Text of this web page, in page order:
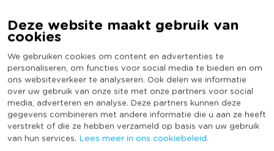
Deze website maakt gebruik van
cookies
We gebruiken cookies om content en advertenties te
personaliseren, om functies voor social media te bieden en om
ons websiteverkeer te analyseren. Ook delen we informatie
over uw gebruik van onze site met onze partners voor social
media, adverteren en analyse. Deze partners kunnen deze
gegevens combineren met andere informatie die u aan ze heeft
verstrekt of die ze hebben verzameld op basis van uw gebruik
van hun services. Lees meer in ons cookiebeleid.
Welkom in de wereld van Japandi: waar Japans minimalisme
en Scandinavische warmte samenkomen in een stijl die rust
uitstraalt én je huis instant sfeer geeft. Deze Japandi
kastenserie van Xenos combineert stijlvol design met
verrassend veel opbergruimte. De kasten zijn uitgevoerd in
een warme houtkleur met een prachtig verticaal
lattenontwerp.
Materiaal
Online Only
Ja
Materiaal
Maximaal draagvermogen (kg)
19
Productbreedte (cm)
50
Producthoogte (cm)
98,5
Kleur
Bruin
Meubel serie
Japandi